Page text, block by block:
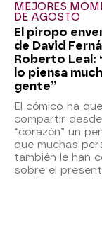
MEJORES
DE AGOSTO
El piropo
de David
Roberto Leal:
lo piensa
gente”
El cómico ha
compartir
“corazón” un
que muchas
también le han
sobre el